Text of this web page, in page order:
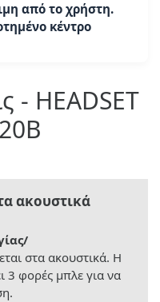
από το χρήστη.
κέντρο
- HEADSET
ακουστικά
στα ακουστικά. Η
3 φορές μπλε για να